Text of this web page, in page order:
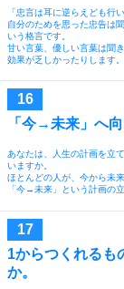
「忠言は耳に逆らえども行
自分のためを思った忠告は
いう格言です。
甘い言葉、優しい言葉は聞
効果が乏しかったりします。
「今→未来」へ
あなたは、人生の計画を立
いますか。
ほとんどの人が、今から未
「今→未来」という計画の立
1からつくれるも
か。